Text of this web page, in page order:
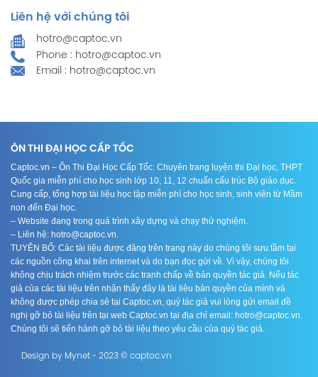
Liên hệ với chúng tôi
hotro@captoc.vn
Phone : hotro@captoc.vn
Email : hotro@captoc.vn
ÔN THI ĐẠI HỌC CẤP TỐC
Captoc.vn – Ôn Thi Đại Học Cấp Tốc: Chuyên trang luyện thi Đại học, THPT
Quốc gia miễn phí cho học sinh lớp 10, 11, 12 chuẩn cấu trúc Bộ giáo dục.
Cung cấp, tổng hợp tài liệu học tập miễn phí cho học sinh, sinh viên từ Mầm
non đến Đại học.
– Website đang trong quá trình xây dựng và chạy thử nghiệm.
– Liên hệ: hotro@captoc.vn.
TUYÊN BỐ: Các tài liệu được đăng trên trang này do chúng tôi sưu tầm tại
các nguồn công khai trên internet và do bạn đọc gửi về. Vì vậy, chúng tôi
không chịu trách nhiệm trước các tranh chấp về bản quyền tác giả. Nếu tác
giả của các tài liệu trên nhận thấy đây là tài liệu bản quyền của mình và
không được phép chia sẻ tại Captoc.vn, quý tác giả vui lòng gửi email đề
nghị gỡ bỏ tài liệu trên tại web Captoc.vn tại địa chỉ email: hotro@captoc.vn.
Chúng tôi sẽ tiến hành gỡ bỏ tài liệu theo yêu cầu của quý tác giả.
Design by Mynet - 2023 © captoc.vn